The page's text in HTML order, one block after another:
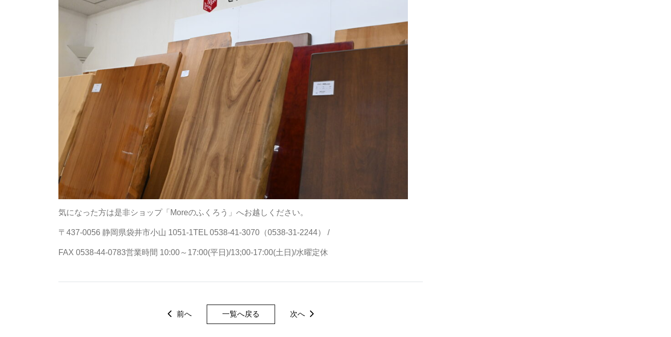
気になった方は是非ショップ「Moreのふくろう」へお越しください。
〒437-0056 静岡県袋井市小山 1051-1TEL 0538-41-3070（0538-31-2244） /
FAX 0538-44-0783営業時間 10:00～17:00(平日)/13;00-17:00(土日)/水曜定休
前へ 一覧へ戻る 次へ